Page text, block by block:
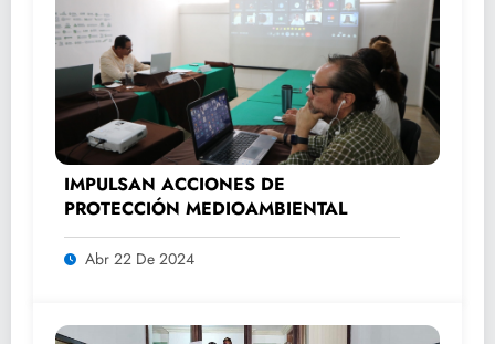
IMPULSAN ACCIONES DE
PROTECCIÓN MEDIOAMBIENTAL
Abr 22 De 2024